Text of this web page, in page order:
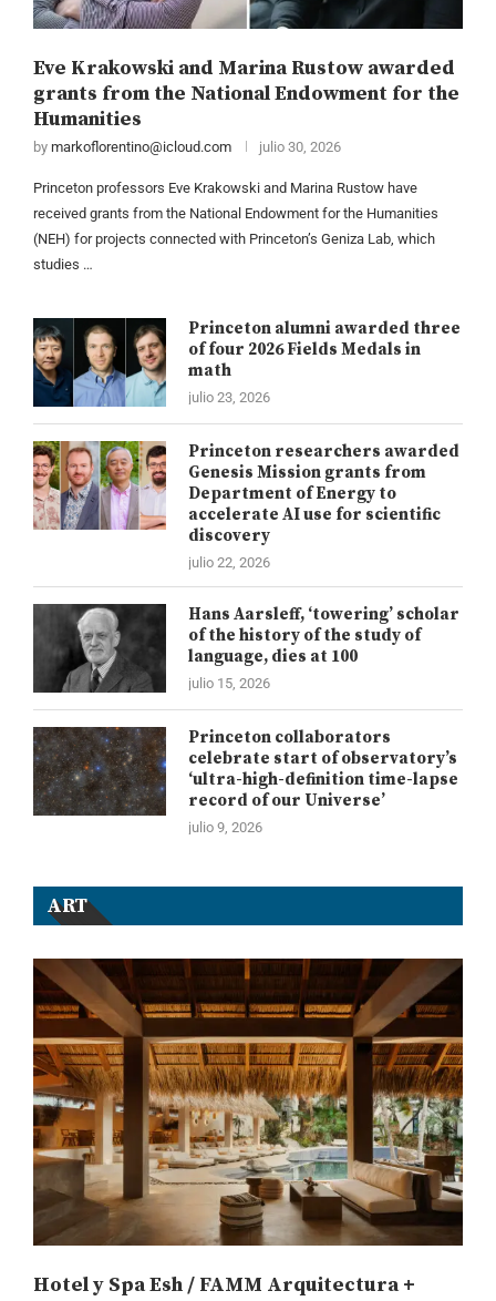
Eve Krakowski and Marina Rustow awarded
grants from the National Endowment for the
Humanities
by markoflorentino@icloud.com julio 30, 2026
Princeton professors Eve Krakowski and Marina Rustow have
received grants from the National Endowment for the Humanities
(NEH) for projects connected with Princeton’s Geniza Lab, which
studies …
Princeton alumni awarded three
of four 2026 Fields Medals in
math
julio 23, 2026
Princeton researchers awarded
Genesis Mission grants from
Department of Energy to
accelerate AI use for scientific
discovery
julio 22, 2026
Hans Aarsleff, ‘towering’ scholar
of the history of the study of
language, dies at 100
julio 15, 2026
Princeton collaborators
celebrate start of observatory’s
‘ultra-high-definition time-lapse
record of our Universe’
julio 9, 2026
ART
Hotel y Spa Esh / FAMM Arquitectura +